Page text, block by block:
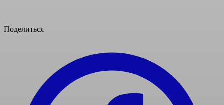
Поделиться